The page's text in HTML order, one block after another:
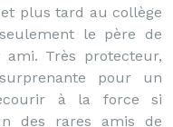
et plus tard au collège
le père de
Très protecteur,
pour un
à la force si
des rares amis de